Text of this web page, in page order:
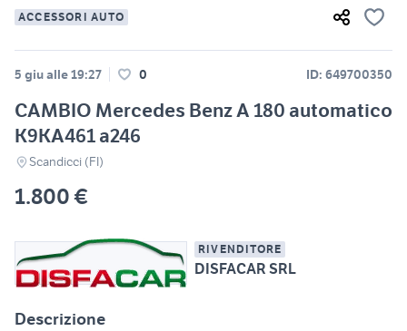
ACCESSORI AUTO
5 giu alle 19:27 0 ID: 649700350
CAMBIO Mercedes Benz A 180 automatico
K9KA461 a246
Scandicci (FI)
1.800 €
RIVENDITORE
DISFACAR SRL
Descrizione